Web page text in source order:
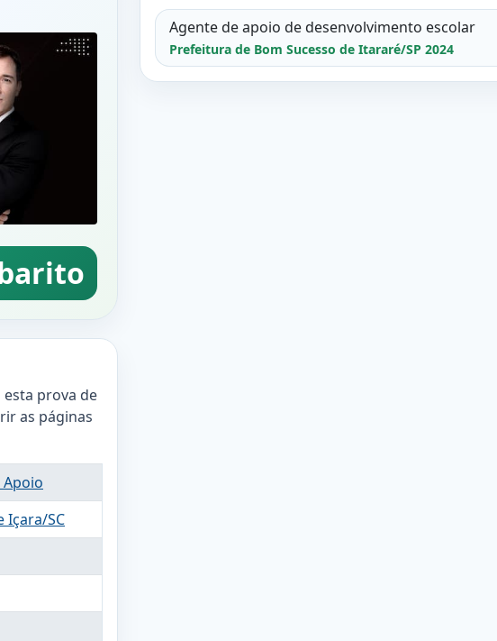
prova de
as páginas
Içara/SC
Agente de apoio de desenvolvimento escolar
Prefeitura de Bom Sucesso de Itararé/SP 2024